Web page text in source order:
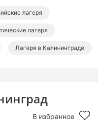
В избранное
лагеря
лагеря
Лагеря в Калининграде